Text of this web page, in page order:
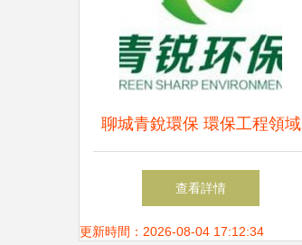
聊城青銳環保 環保工程領域
的創新與實踐
查看詳情
更新時間：2026-08-04 17:12:34